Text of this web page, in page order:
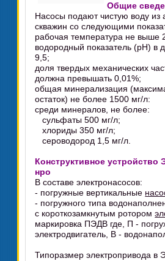
Общие
Насосы подают чистую воду из
скважин со следующими
рабочая температура не выше
водородный показатель (рН) в
9,5;
доля твердых механических
должна превышать 0,01%;
общая минерализация
остаток) не более 1500 мг/л:
среди минералов, не более:
сульфаты 500 мг/л;
хлориды 350 мг/л;
сероводород 1,5 мг/л.
Конструктивное устройство
нро
В составе электронасосов:
- погружные вертикальные
- погружного типа
с короткозамкнутым ротором
маркировка ПЭДВ где, П -
электродвигатель, В -
Типоразмер электропривода в